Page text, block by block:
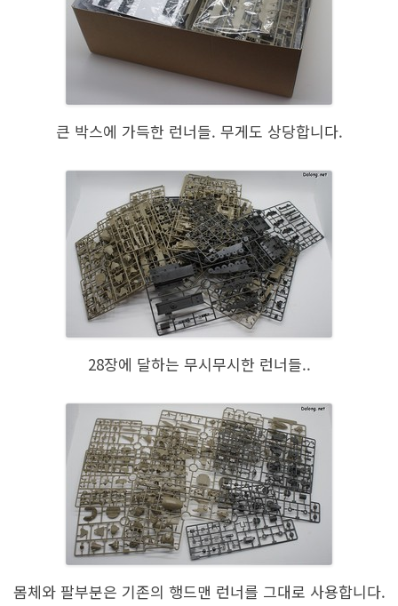
큰 박스에 가득한 런너들. 무게도 상당합니다.
28장에 달하는 무시무시한 런너들..
몸체와 팔부분은 기존의 행드맨 런너를 그대로 사용합니다.